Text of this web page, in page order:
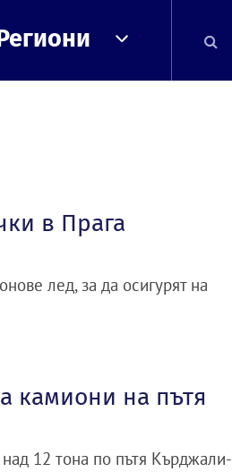
в Прага
лед, за да осигурят на
камиони на пътя
12 тона по пътя Кърджали-